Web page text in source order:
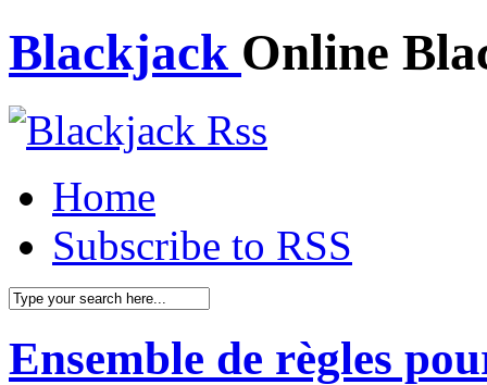
Blackjack Online
Home
Subscribe to RSS
Ensemble de règles